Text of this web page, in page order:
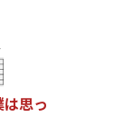
は思っ